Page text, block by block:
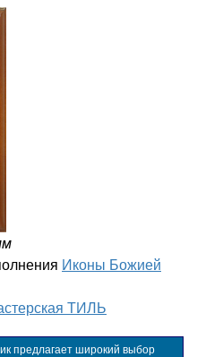
Иконы Божией
ТИЛЬ
предлагает широкий выбор